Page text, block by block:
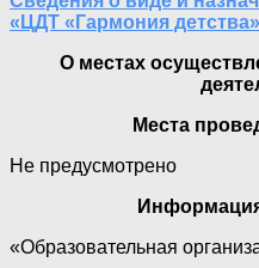
«ЦДТ «Гармония
О местах
Места
Не предусмотрено
«Образовательная